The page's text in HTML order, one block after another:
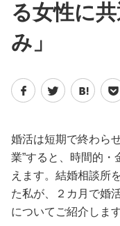
特集記事
ライフスタ
ファッショ
恋愛/結婚/離
美容/健康
る女性に
み」
婚活は短期で終わら
業”すると、時間的
えます。結婚相談所
た私が、２カ月で婚
についてご紹介します